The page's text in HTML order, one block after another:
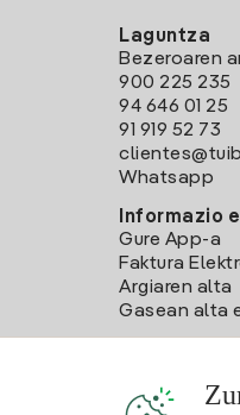
Laguntza
Bezeroaren
900 225 235
94 646 01 25
91 919 52 73
Whatsapp
Informazio
Gure App-a
Faktura
Argiaren alta
Gasean alta